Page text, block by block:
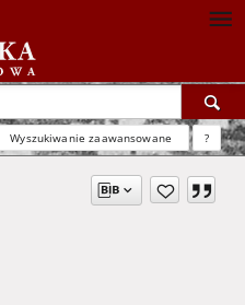
Wyszukiwanie zaawansowane ?